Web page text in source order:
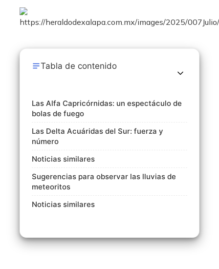
Tabla de contenido
Las Alfa Capricórnidas: un espectáculo de
bolas de fuego
Las Delta Acuáridas del Sur: fuerza y
número
Noticias similares
Sugerencias para observar las lluvias de
meteoritos
Noticias similares